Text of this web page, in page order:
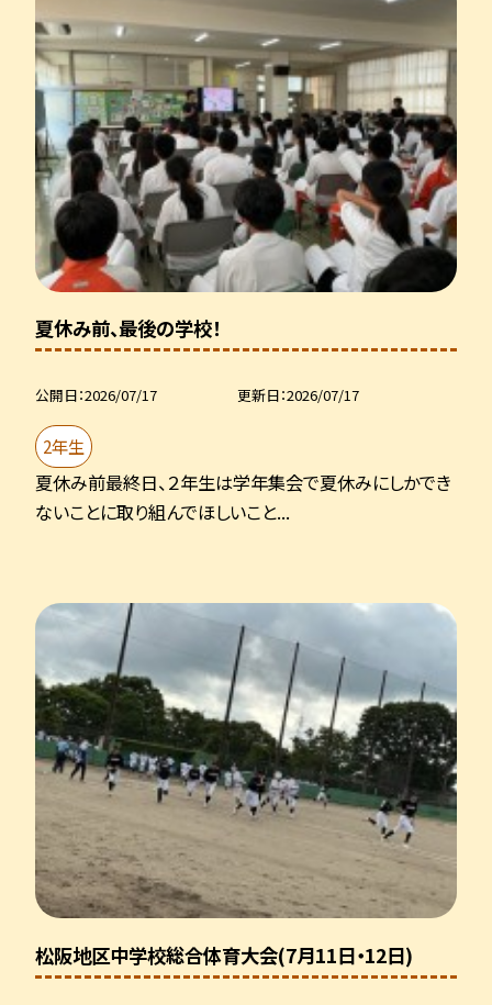
夏休み前、最後の学校！
公開日 2026/07/17 更新日 2026/07/17
2年生
夏休み前最終日、２年生は学年集会で夏休みにしかでき
ないことに取り組んでほしいこと...
松阪地区中学校総合体育大会(7月11日・12日)